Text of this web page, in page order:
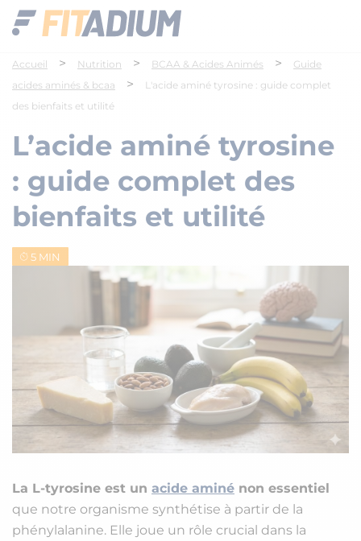
Accueil > Nutrition > BCAA & Acides Animés >
Guide
acides aminés & bcaa
>
L'acide aminé tyrosine : guide complet
des bienfaits et utilité
L’acide aminé tyrosine
: guide complet des
bienfaits et utilité
5 MIN
La L-tyrosine est un acide aminé non essentiel
que notre organisme synthétise à partir de la
phénylalanine. Elle joue un rôle crucial dans la